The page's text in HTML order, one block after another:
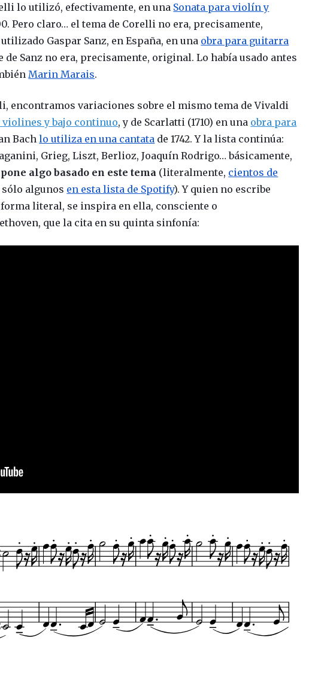
lo utilizó, efectivamente, en una Sonata para violín y
Pero claro… el tema de Corelli no era, precisamente,
Gaspar Sanz, en España, en una obra para guitarra
de Sanz no era, precisamente, original. Lo había usado antes
Marin Marais.
encontramos variaciones sobre el mismo tema de Vivaldi
violines y bajo continuo, y de Scarlatti (1710) en una obra para
Bachlo utiliza en una cantata de1742. Y la lista continúa:
Grieg, Liszt, Berlioz, Joaquín Rodrigo… básicamente,
algo basado en este tema (literalmente, cientos de
algunos en esta lista de Spotify). Y quien no escribe
literal, se inspira en ella, consciente o
que la cita en su quinta sinfonía: